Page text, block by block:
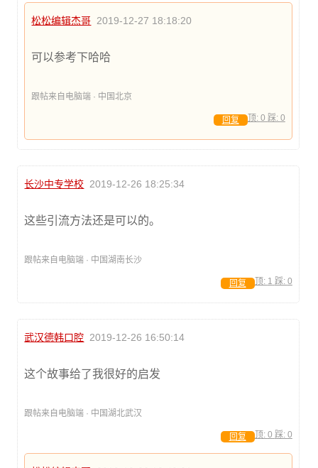
松松编辑杰哥 2019-12-27 18:18:20
可以参考下哈哈
跟帖来自电脑端 · 中国北京
顶: 0 踩: 0
回复
长沙中专学校 2019-12-26 18:25:34
这些引流方法还是可以的。
跟帖来自电脑端 · 中国湖南长沙
顶: 1 踩: 0
回复
武汉德韩口腔 2019-12-26 16:50:14
这个故事给了我很好的启发
跟帖来自电脑端 · 中国湖北武汉
顶: 0 踩: 0
回复